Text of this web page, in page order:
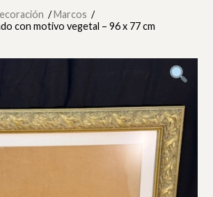
/ Marcos /
con motivo vegetal – 96 x 77 cm